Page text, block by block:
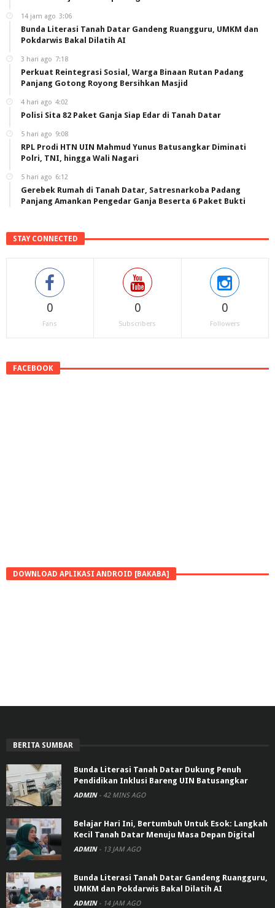
14 jam ago 3:06
Bunda Literasi Tanah Datar Gandeng Ruangguru, UMKM dan
Pokdarwis Bakal Dilatih AI
3 hari ago 7:18
Perkuat Reintegrasi Sosial, Warga Binaan Rutan Padang
Panjang Gotong Royong Bersihkan Masjid
4 hari ago 4:02
Polisi Sita 82 Paket Ganja Siap Edar di Tanah Datar
5 hari ago 9:08
RPL Prodi HTN UIN Mahmud Yunus Batusangkar Diminati
Polri, TNI, hingga Wali Nagari
5 hari ago 6:12
Gerebek Rumah di Tanah Datar, Satresnarkoba Padang
Panjang Amankan Pengedar Ganja Beserta 6 Paket Bukti
STAY CONNECTED
0
Fans
0
Subscribers
0
Followers
FACEBOOK
DOWNLOAD APLIKASI ANDROID [BAKABA]
BERITA SUMBAR
Bunda Literasi Tanah Datar Dukung Penuh
Pendidikan Inklusi Bareng UIN Batusangkar
ADMIN - 42 MINS AGO
Belajar Hari Ini, Bertumbuh Untuk Esok: Langkah
Kecil Tanah Datar Menuju Masa Depan Digital
ADMIN - 13 JAM AGO
Bunda Literasi Tanah Datar Gandeng Ruangguru,
UMKM dan Pokdarwis Bakal Dilatih AI
ADMIN - 14 JAM AGO